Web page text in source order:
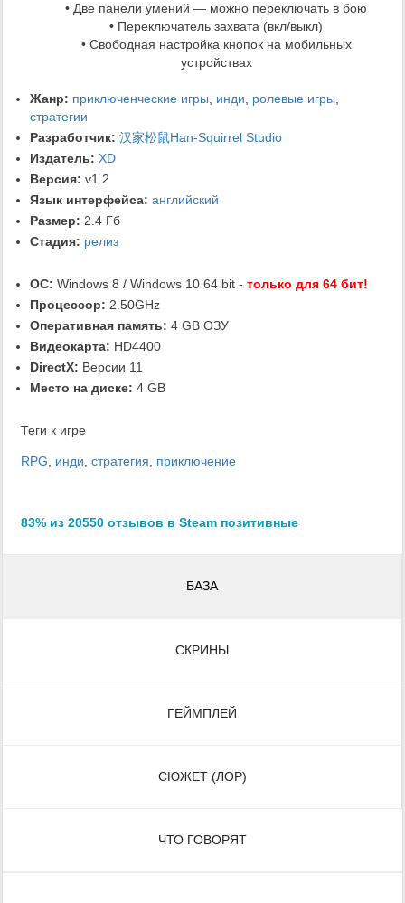
• Две панели умений — можно переключать в бою
• Переключатель захвата (вкл/выкл)
• Свободная настройка кнопок на мобильных
устройствах
Жанр: приключенческие игры, инди, ролевые игры,
стратегии
Разработчик: 汉家松鼠Han-Squirrel Studio
Издатель: XD
Версия: v1.2
Язык интерфейса: английский
Размер: 2.4 Гб
Стадия: релиз
ОС: Windows 8 / Windows 10 64 bit - только для 64 бит!
Процессор: 2.50GHz
Оперативная память: 4 GB ОЗУ
Видеокарта: HD4400
DirectX: Версии 11
Место на диске: 4 GB
Теги к игре
RPG, инди, стратегия, приключение
83% из 20550 отзывов в Steam позитивные
БАЗА
СКРИНЫ
ГЕЙМПЛЕЙ
СЮЖЕТ (ЛОР)
ЧТО ГОВОРЯТ